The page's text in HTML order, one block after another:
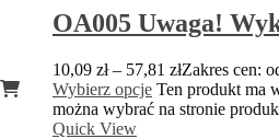
OA005 Uwaga!
10,09 zł – 57,81 złZakres cen:
Wybierz opcje Ten produkt ma
można wybrać na stronie
Quick View